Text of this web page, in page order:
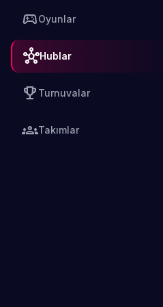
sports_esportsOyunlar
hubHublar
emoji_events Turnuvalar
groupsTakımlar